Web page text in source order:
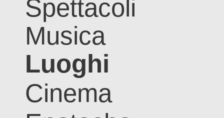
Spettacoli
Musica
Luoghi
Cinema